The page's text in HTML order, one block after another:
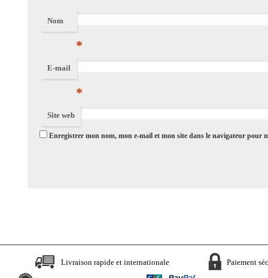
Nom
*
E-mail
*
Site web
Enregistrer mon nom, mon e-mail et mon site dans le navigateur pour
Livraison rapide et internationale Paiement